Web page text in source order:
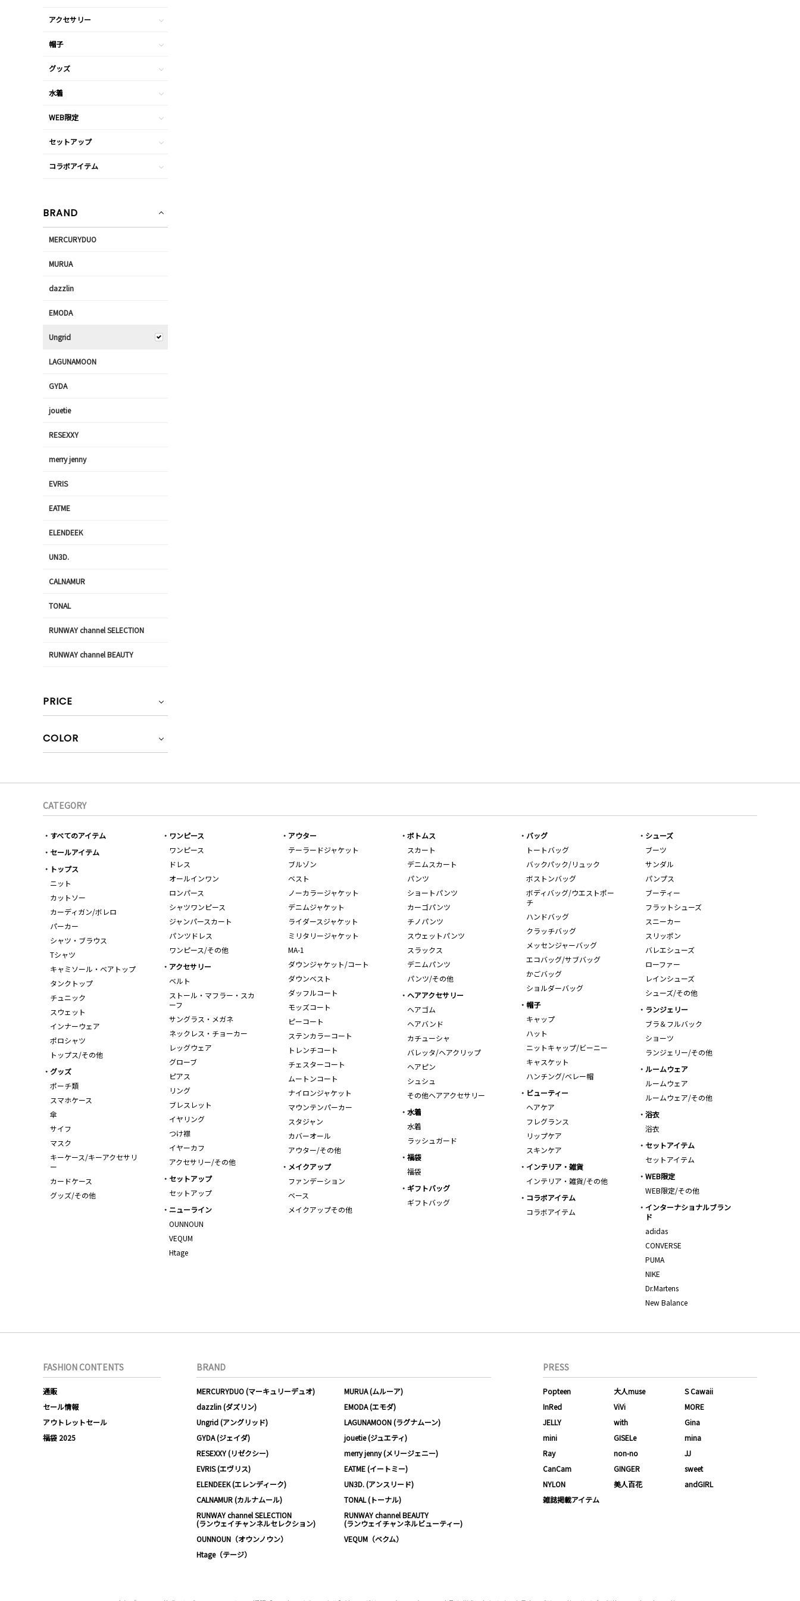
アクセサリー
帽子
グッズ
水着
WEB限定
セットアップ
コラボアイテム
BRAND
MERCURYDUO
MURUA
dazzlin
EMODA
Ungrid
LAGUNAMOON
GYDA
jouetie
RESEXXY
merry jenny
EVRIS
EATME
ELENDEEK
UN3D.
CALNAMUR
TONAL
RUNWAY channel SELECTION
RUNWAY channel BEAUTY
PRICE
COLOR
CATEGORY
すべてのアイテム
セールアイテム
トップス
ニット
カットソー
カーディガン/ボレロ
パーカー
シャツ・ブラウス
Tシャツ
キャミソール・ベアトップ
タンクトップ
チュニック
スウェット
インナーウェア
ポロシャツ
トップス/その他
ワンピース
ワンピース
ドレス
オールインワン
ロンパース
シャツワンピース
ジャンパースカート
パンツドレス
ワンピース/その他
アウター
テーラードジャケット
ブルゾン
ベスト
ノーカラージャケット
デニムジャケット
ライダースジャケット
ミリタリージャケット
MA-1
ダウンジャケット/コート
ダウンベスト
ダッフルコート
モッズコート
ピーコート
ステンカラーコート
トレンチコート
チェスターコート
ムートンコート
ナイロンジャケット
マウンテンパーカー
スタジャン
カバーオール
アウター/その他
ボトムス
スカート
デニムスカート
パンツ
ショートパンツ
カーゴパンツ
チノパンツ
スウェットパンツ
スラックス
デニムパンツ
パンツ/その他
バッグ
トートバッグ
バックパック/リュック
ボストンバッグ
ボディバッグ/ウエストポー
チ
ハンドバッグ
クラッチバッグ
メッセンジャーバッグ
エコバッグ/サブバッグ
かごバッグ
ショルダーバッグ
シューズ
ブーツ
サンダル
パンプス
ブーティー
フラットシューズ
スニーカー
スリッポン
バレエシューズ
ローファー
レインシューズ
シューズ/その他
アクセサリー
ベルト
ストール・マフラー・スカ
ーフ
サングラス・メガネ
ネックレス・チョーカー
レッグウェア
グローブ
ピアス
リング
ブレスレット
イヤリング
つけ襟
イヤーカフ
アクセサリー/その他
ヘアアクセサリー
ヘアゴム
ヘアバンド
カチューシャ
バレッタ/ヘアクリップ
ヘアピン
シュシュ
その他ヘアアクセサリー
帽子
キャップ
ハット
ニットキャップ/ビーニー
キャスケット
ハンチング/ベレー帽
ランジェリー
ブラ＆フルバック
ショーツ
ランジェリー/その他
ルームウェア
ルームウェア
ルームウェア/その他
グッズ
ポーチ類
スマホケース
傘
サイフ
マスク
キーケース/キーアクセサリ
ー
カードケース
グッズ/その他
ビューティー
ヘアケア
フレグランス
リップケア
スキンケア
水着
水着
ラッシュガード
浴衣
浴衣
セットアイテム
セットアイテム
福袋
福袋
メイクアップ
ファンデーション
ベース
メイクアップその他
インテリア・雑貨
インテリア・雑貨/その他
WEB限定
WEB限定/その他
セットアップ
セットアップ
ギフトバッグ
ギフトバッグ
コラボアイテム
コラボアイテム
インターナショナルブラン
ド
adidas
CONVERSE
PUMA
NIKE
Dr.Martens
New Balance
ニューライン
OUNNOUN
VEQUM
Htage
FASHION CONTENTS
通販
セール情報
アウトレットセール
福袋 2025
BRAND
MERCURYDUO (マーキュリーデュオ)
MURUA (ムルーア)
dazzlin (ダズリン)
EMODA (エモダ)
Ungrid (アングリッド)
LAGUNAMOON (ラグナムーン)
GYDA (ジェイダ)
jouetie (ジュエティ)
RESEXXY (リゼクシー)
merry jenny (メリージェニー)
EVRIS (エヴリス)
EATME (イートミー)
ELENDEEK (エレンディーク)
UN3D. (アンスリード)
CALNAMUR (カルナムール)
TONAL (トーナル)
RUNWAY channel SELECTION
(ランウェイチャンネルセレクション)
RUNWAY channel BEAUTY
(ランウェイチャンネルビューティー)
OUNNOUN（オウンノウン）
VEQUM（ベクム）
Htage（テージ）
PRESS
Popteen 大人muse
S Cawaii
InRed
ViVi
MORE
JELLY
with
Gina
mini
GISELe
mina
Ray
non-no
JJ
CanCam
GINGER
sweet
NYLON
美人百花
andGIRL
雑誌掲載アイテム